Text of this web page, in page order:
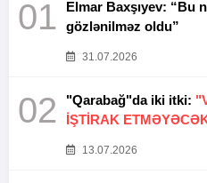
01
Elmar Baxşıyev: “Bu
gözlənilməz oldu”
31.07.2026
02 "Qarabağ"da iki itki:
İŞTİRAK
13.07.2026